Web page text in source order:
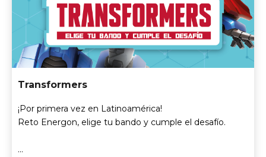
Transformers
¡Por primera vez en Latinoamérica!​
Reto Energon​, elige tu bando y cumple el desafío.
...